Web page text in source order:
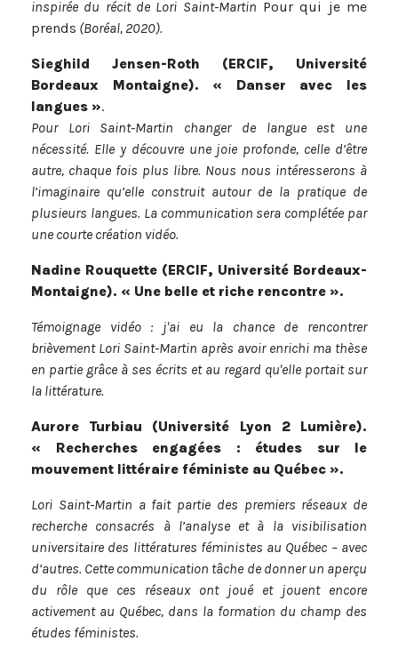
inspirée du récit de Lori Saint-Martin Pour qui je me
prends (Boréal, 2020).
Sieghild Jensen-Roth (ERCIF, Université
Bordeaux Montaigne). « Danser avec les
langues ».
Pour Lori Saint-Martin changer de langue est une
nécessité. Elle y découvre une joie profonde, celle d’être
autre, chaque fois plus libre. Nous nous intéresserons à
l’imaginaire qu’elle construit autour de la pratique de
plusieurs langues. La communication sera complétée par
une courte création vidéo.
Nadine Rouquette (ERCIF, Université Bordeaux-
Montaigne). « Une belle et riche rencontre ».
Témoignage vidéo : j'ai eu la chance de rencontrer
brièvement Lori Saint-Martin après avoir enrichi ma thèse
en partie grâce à ses écrits et au regard qu'elle portait sur
la littérature.
Aurore Turbiau (Université Lyon 2 Lumière).
« Recherches engagées : études sur le
mouvement littéraire féministe au Québec ».
Lori Saint-Martin a fait partie des premiers réseaux de
recherche consacrés à l’analyse et à la visibilisation
universitaire des littératures féministes au Québec – avec
d’autres. Cette communication tâche de donner un aperçu
du rôle que ces réseaux ont joué et jouent encore
activement au Québec, dans la formation du champ des
études féministes.